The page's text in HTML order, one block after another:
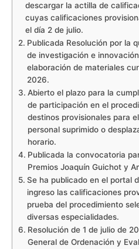
descargar la actilla de
cuyas calificaciones
el día 2 de julio.
Publicada Resolución por la
de investigación e
elaboración de materiales
2026.
Abierto el plazo para la
de participación en el
destinos provisionales para
personal suprimido o
horario.
Publicada la convocatoria
Premios Joaquín Guichot y
Se ha publicado en el portal
ingreso las calificaciones
prueba del procedimiento
diversas especialidades.
Resolución de 1 de julio de
General de Ordenación y